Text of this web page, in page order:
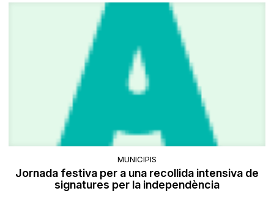
MUNICIPIS
Jornada festiva per a una recollida intensiva de
signatures per la independència